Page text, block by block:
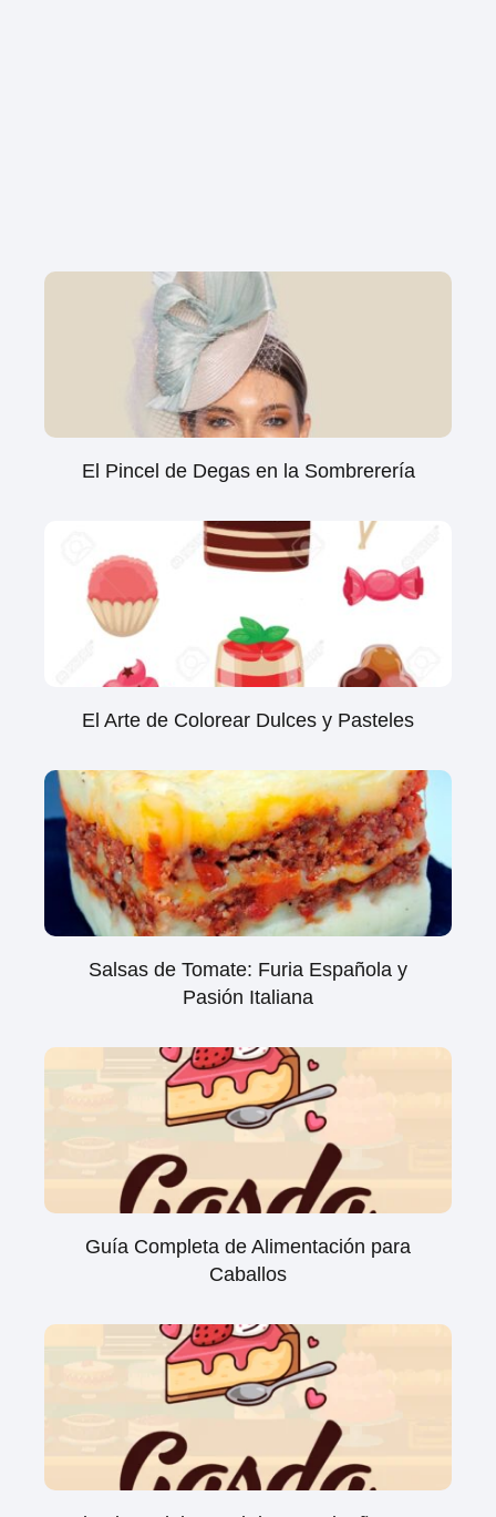
El Pincel de Degas en la Sombrerería
El Arte de Colorear Dulces y Pasteles
Salsas de Tomate: Furia Española y
Pasión Italiana
Guía Completa de Alimentación para
Caballos